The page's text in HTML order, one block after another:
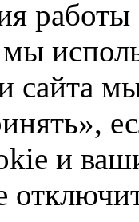
работы
мы
сайта
и